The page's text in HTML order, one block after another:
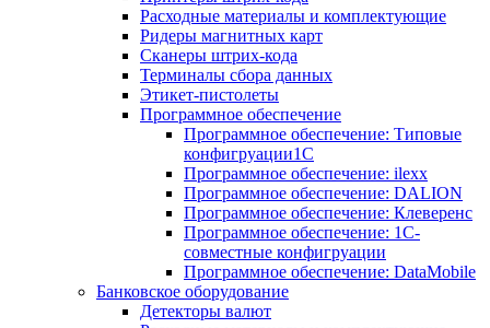
Расходные материалы и комплектующие
Ридеры магнитных карт
Сканеры штрих-кода
Терминалы сбора данных
Этикет-пистолеты
Программное обеспечение
Программное обеспечение: Типовые
конфигруации1С
Программное обеспечение: ilexx
Программное обеспечение: DALION
Программное обеспечение: Клеверенс
Программное обеспечение: 1С-
совместные конфигруации
Программное обеспечение: DataMobile
Банковское оборудование
Детекторы валют